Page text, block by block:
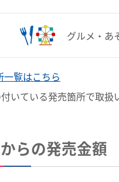
工事
回数券
ーチケット
計算
入する
グルメ・あ
⼀覧はこちら
いている発売箇所で取扱
らの発売金額